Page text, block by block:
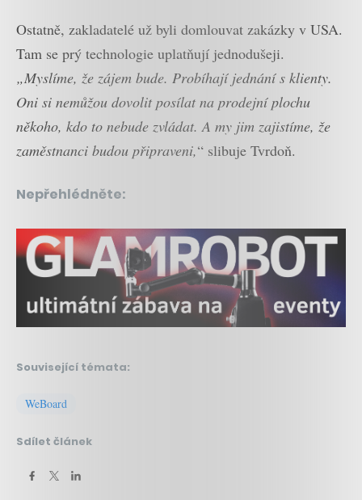
Ostatně, zakladatelé už byli domlouvat zakázky v USA.
Tam se prý technologie uplatňují jednodušeji.
„Myslíme, že zájem bude. Probíhají jednání s klienty.
Oni si nemůžou dovolit posílat na prodejní plochu
někoho, kdo to nebude zvládat. A my jim zajistíme, že
zaměstnanci budou připraveni,“ slibuje Tvrdoň.
Nepřehlédněte:
Související témata:
WeBoard
Sdílet článek